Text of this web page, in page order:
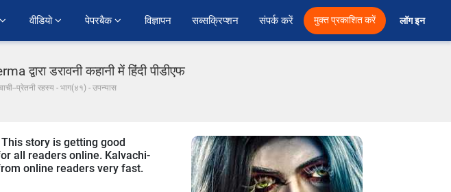
वीडियो पेपरबैक विज्ञापन सब्सक्रिप्शन संपर्क करें मुक्त प्रकाशित करें लॉग इन
द्वारा डरावनी कहानी में हिंदी पीडीएफ
प्रेतनी रहस्य - भाग(४१) - उपन्यास
story is getting good
all readers online. Kalvachi-
online readers very fast.